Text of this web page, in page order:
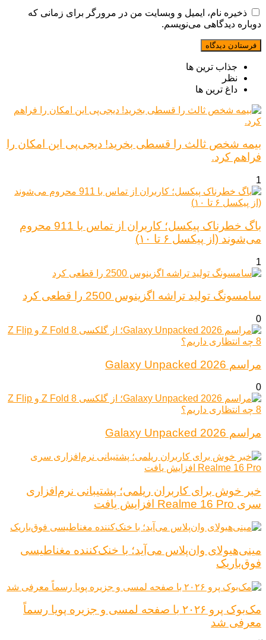
ذخیره نام، ایمیل و وبسایت من در مرورگر برای زمانی که
دوباره دیدگاهی می‌نویسم.
جذاب ترین ها
نظر
داغ ترین ها
بیمه شخص ثالث را قسطی بخرید! دیجی‌پی این امکان را
فراهم کرد.
1
باگ خطرناک پیکسل؛ کاربران از تماس با 911 محروم
می‌شوند (از پیکسل ۶ تا ۱۰)
1
سامسونگ تولید تراشه اگزینوس 2500 را قطعی کرد
0
مراسم Galaxy Unpacked 2026
0
مراسم Galaxy Unpacked 2026
خبر خوش برای کاربران ریلمی؛ پشتیبانی نرم‌افزاری
سری Realme 16 Pro افزایش یافت
مینی‌هیولای وان‌پلاس می‌آید؛ با خنک‌کننده مغناطیسی
فوق‌باریک
مک‌بوک پرو ۲۰۲۶ با صفحه لمسی و جزیره پویا رسماً
معرفی شد